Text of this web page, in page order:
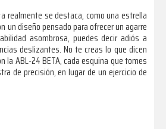
realmente se destaca, como una estrella
un diseño pensado para ofrecer un agarre
asombrosa, puedes decir adiós a
deslizantes. No te creas lo que dicen
la ABL-24 BETA, cada esquina que tomes
de precisión, en lugar de un ejercicio de